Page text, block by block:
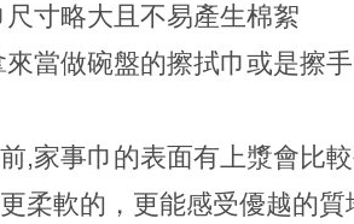
寸略大且不易產生棉絮
當做碗盤的擦拭巾或是擦手
,家事巾的表面有上漿會比
柔軟的，更能感受優越的質